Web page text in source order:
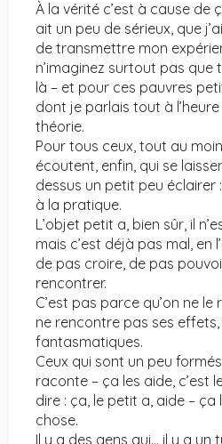
À la vérité c’est à cause de
ait un peu de sérieux, que
de transmettre mon
n’imaginez surtout pas que
là – et pour ces pauvres
dont je parlais tout à
théorie.
Pour tous ceux, tout au
écoutent, enfin, qui se
dessus un petit peu éclairer
à la pratique.
L’objet petit a, bien sûr, il
mais c’est déjà pas mal, en
de pas croire, de pas
rencontrer.
C’est pas parce qu’on ne
ne rencontre pas ses
fantasmatiques.
Ceux qui sont un peu
raconte – ça les aide, c’est
dire : ça, le petit a, aide –
chose.
Il y a des gens qui… il y a un